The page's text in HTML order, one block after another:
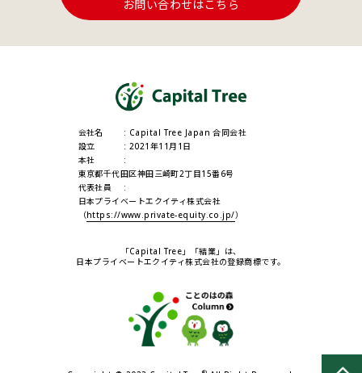
お問い合わせはこちら
会社名
Capital Tree Japan 合同会社
設立
2021年11月1日
本社
東京都千代田区神田三崎町2丁目15番6号
代表社員
日本プライベートエクイティ株式会社
（https://www.private-equity.co.jp/）
「Capital Tree」「結業」は、
日本プライベートエクイティ株式会社の登録商標です。